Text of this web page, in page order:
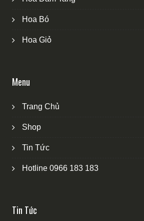
Hoa Bó
Hoa Giỏ
Menu
Trang Chủ
Shop
Tin Tức
Hotline 0966 183 183
Tin Tức